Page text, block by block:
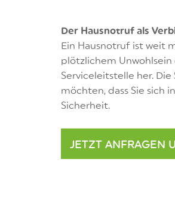
Der Hausnotruf als
Ein Hausnotruf ist weit
plötzlichem
Serviceleitstelle her.
möchten, dass Sie sich
Sicherheit.
JETZT ANFRAGEN